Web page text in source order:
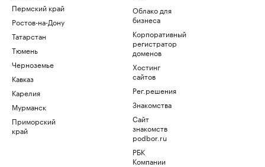
Пермский край
Ростов-на-Дону
Татарстан
Тюмень
Черноземье
Кавказ
Карелия
Мурманск
Приморский
край
Облако для
бизнеса
Корпоративный
регистратор
доменов
Хостинг
сайтов
Рег.решения
Знакомства
Сайт
знакомств
podbor.ru
РБК
Компании